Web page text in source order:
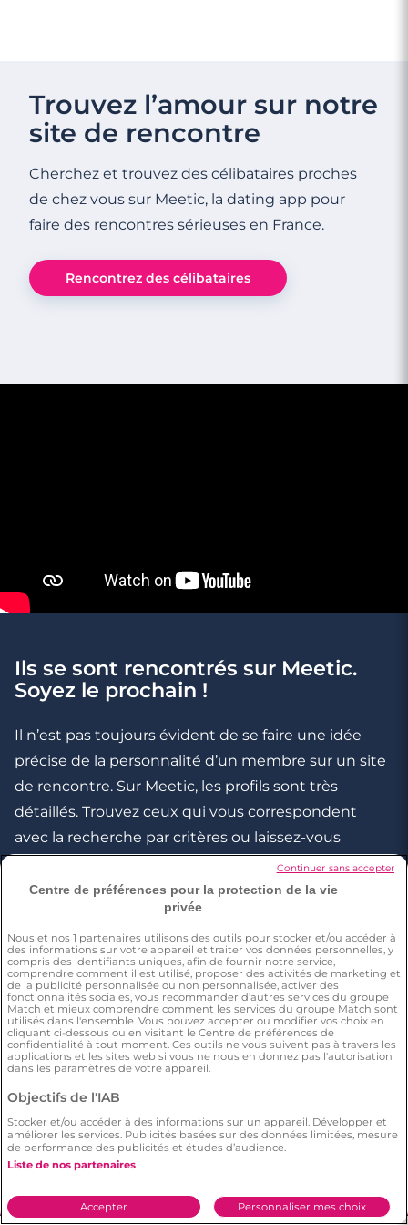
3 minutes
Comment faire vivre un amour de
porte à plus de légèreté et de bonheur au
quotidien.
Trouvez l’amour sur notre
site de rencontre
Cherchez et trouvez des célibataires proches
de chez vous sur Meetic, la dating app pour
faire des rencontres sérieuses en France.
Rencontrez des célibataires
Ils se sont rencontrés sur Meetic.
Soyez le prochain !
Il n’est pas toujours évident de se faire une idée
précise de la personnalité d’un membre sur un site
de rencontre. Sur Meetic, les profils sont très
détaillés. Trouvez ceux qui vous correspondent
avec la recherche par critères ou laissez-vous
Centre de préférences pour la protection de la vie
privée
Nous et nos 1 partenaires utilisons des outils pour stocker et/ou accéder à
des informations sur votre appareil et traiter vos données personnelles, y
compris des identifiants uniques, afin de fournir notre service,
comprendre comment il est utilisé, proposer des activités de marketing et
de la publicité personnalisée ou non personnalisée, activer des
fonctionnalités sociales, vous recommander d'autres services du groupe
Match et mieux comprendre comment les services du groupe Match sont
utilisés dans l'ensemble. Vous pouvez accepter ou modifier vos choix en
cliquant ci-dessous ou en visitant le Centre de préférences de
confidentialité à tout moment. Ces outils ne vous suivent pas à travers les
applications et les sites web si vous ne nous en donnez pas l'autorisation
dans les paramètres de votre appareil.
Objectifs de l'IAB
Stocker et/ou accéder à des informations sur un appareil. Développer et
améliorer les services. Publicités basées sur des données limitées, mesure
de performance des publicités et études d’audience.
Liste de nos partenaires
Personnaliser mes choix
Accepter
Continuer sans accepter